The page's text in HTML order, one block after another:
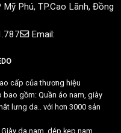
Phú, TP.Cao Lãnh, Đồng
Email:
cấp của thương hiệu
bao gồm: Quần áo nam, giày
lưng da.. với hơn 3000 sản
da nam, dép kẹp nam,